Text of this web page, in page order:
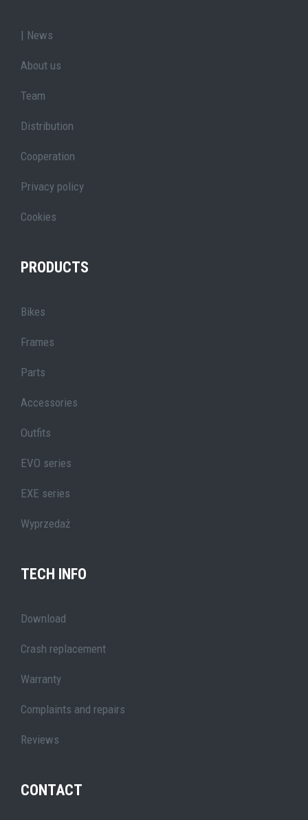
| News
About us
Team
Distribution
Cooperation
Privacy policy
Cookies
PRODUCTS
Bikes
Frames
Parts
Accessories
Outfits
EVO series
EXE series
Wyprzedaż
TECH INFO
Download
Crash replacement
Warranty
Complaints and repairs
Reviews
CONTACT